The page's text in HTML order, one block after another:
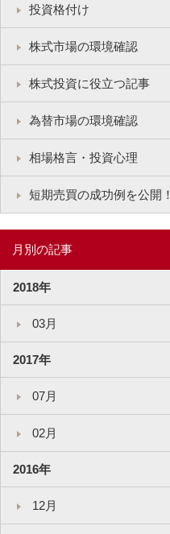
投資格付け
株式市場の環境確認
株式投資に役立つ記事
為替市場の環境確認
相場格言・投資心理
短期売買の成功例を公開！
月別の記事
2018年
03月
2017年
07月
02月
2016年
12月